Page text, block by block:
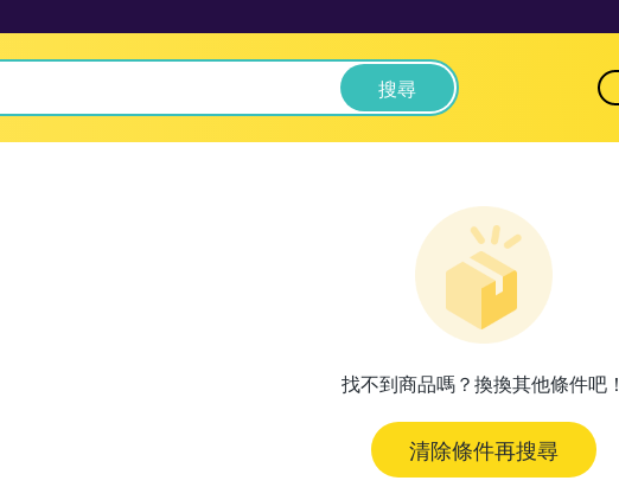
搜尋
找不到商品嗎？換換其他條件吧！
清除條件再搜尋